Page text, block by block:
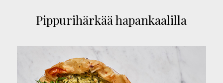
Pippurihärkää hapankaalilla